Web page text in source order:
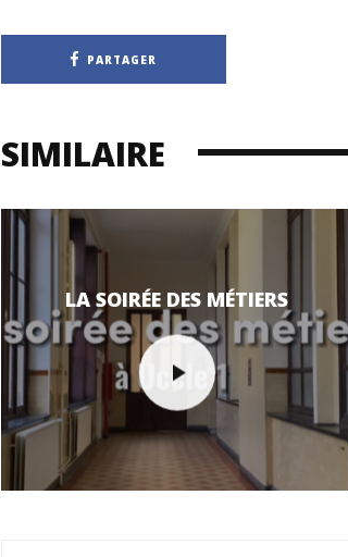
PARTAGER
SIMILAIRE
LA SOIRÉE DES MÉTIERS